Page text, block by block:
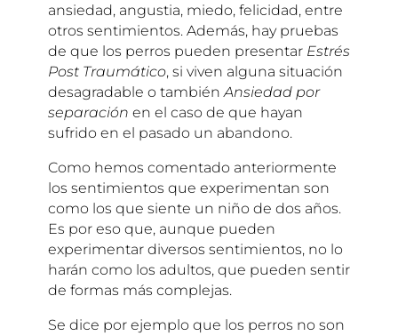
ansiedad, angustia, miedo, felicidad, entre
otros sentimientos. Además, hay pruebas
de que los perros pueden presentar Estrés
Post Traumático, si viven alguna situación
desagradable o tambiénAnsiedad por
separación en el caso de que hayan
sufrido en el pasado un abandono.
Como hemos comentado anteriormente
los sentimientos que experimentan son
como los que siente un niño de dos años.
Es por eso que, aunque pueden
experimentar diversos sentimientos, no lo
harán como los adultos, que pueden sentir
de formas más complejas.
Se dice por ejemplo que los perros no son